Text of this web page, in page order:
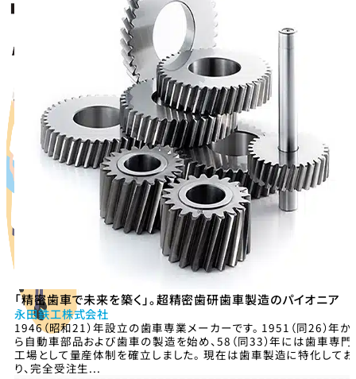
「精密歯車で未来を築く」。超精密歯研歯車製造のパイオニア
永田鉄工株式会社
1946（昭和21）年設立の歯車専業メーカーです。 1951（同26）年か
ら自動車部品および歯車の製造を始め、58（同33）年には歯車専門
工場として量産体制を確立しました。 現在は歯車製造に特化してお
り、完全受注生...